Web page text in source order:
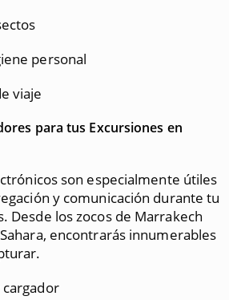
personal
viaje
para tus Excursiones en
son especialmente útiles
y comunicación durante tu
Desde los zocos de Marrakech
encontrarás innumerables